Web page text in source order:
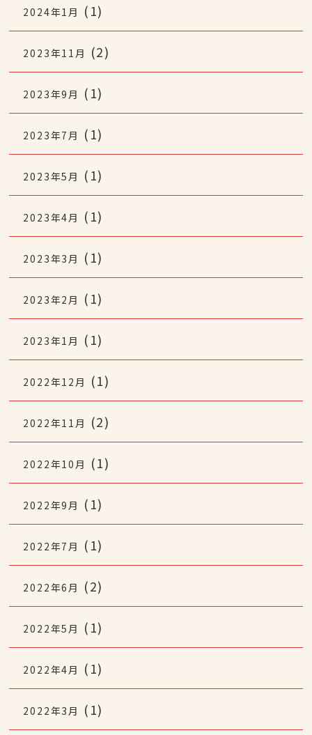
2024年1月 (1)
2023年11月 (2)
2023年9月 (1)
2023年7月 (1)
2023年5月 (1)
2023年4月 (1)
2023年3月 (1)
2023年2月 (1)
2023年1月 (1)
2022年12月 (1)
2022年11月 (2)
2022年10月 (1)
2022年9月 (1)
2022年7月 (1)
2022年6月 (2)
2022年5月 (1)
2022年4月 (1)
2022年3月 (1)